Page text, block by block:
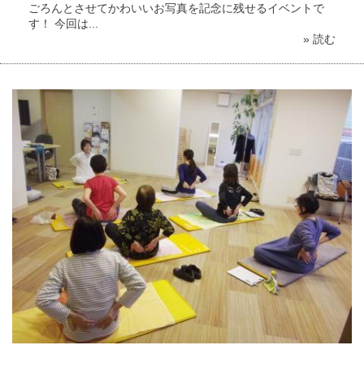
ごろんとさせてかわいいお写真を記念に残せるイベントで
す！ 今回は...
» 読む